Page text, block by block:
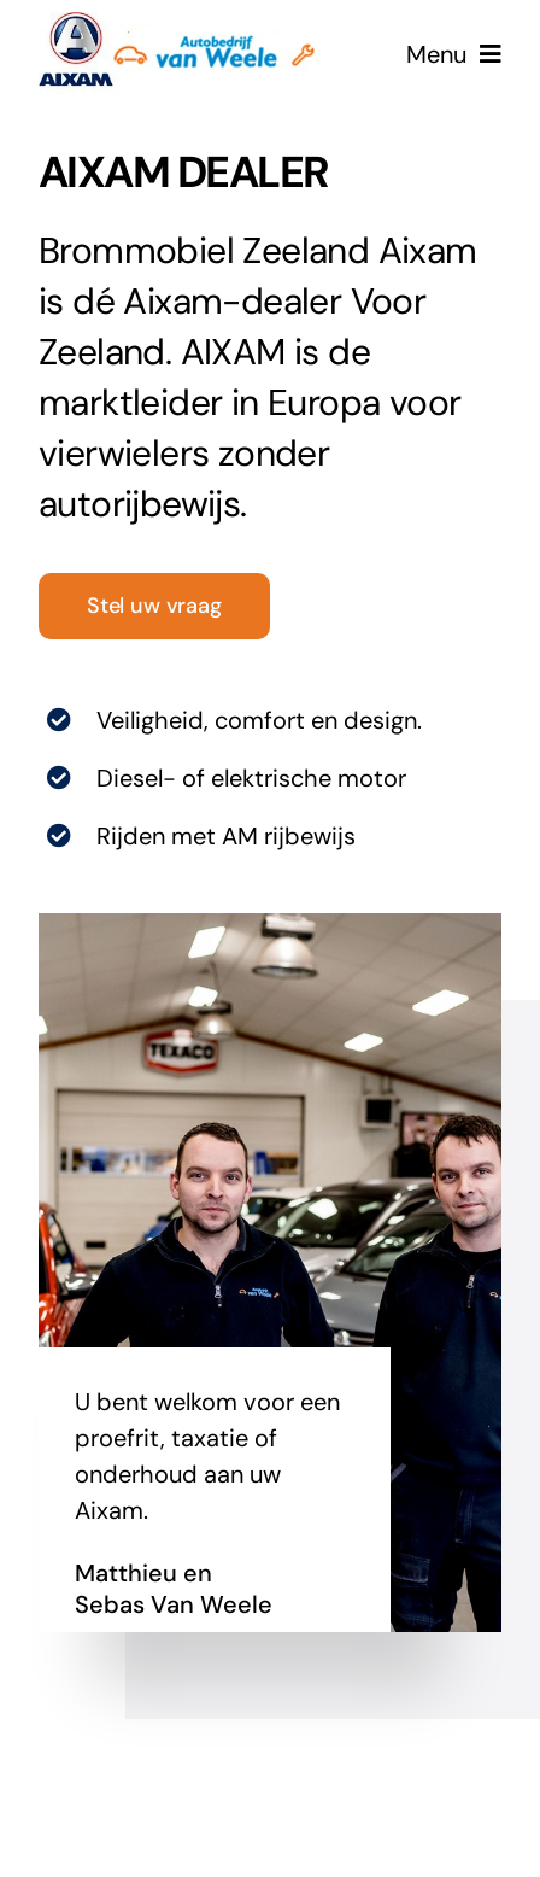
inhoud
Menu
Aixam
Werkplaatsafspraak
Mega eScouty
Onze occasions
Aixam Pro
AIXAM DEALER
Brommobiel Zeeland Aixam
is dé Aixam-dealer Voor
Zeeland. AIXAM is de
marktleider in Europa voor
vierwielers zonder
autorijbewijs.
Stel uw vraag
Veiligheid, comfort en design.
Diesel- of elektrische motor
Rijden met AM rijbewijs
U bent welkom voor een
proefrit, taxatie of
onderhoud aan uw
Aixam.
Matthieu en
Sebas Van Weele